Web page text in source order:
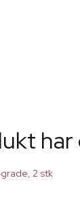
har
2 stk